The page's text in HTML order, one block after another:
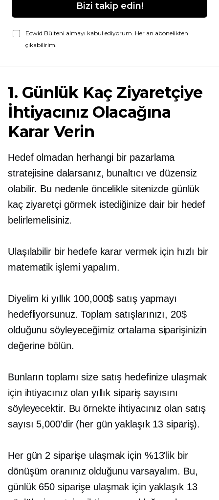
Bizi takip edin!
Ecwid Bülteni almayı kabul ediyorum. Her an abonelikten
çıkabilirim.
1. Günlük Kaç Ziyaretçiye
İhtiyacınız Olacağına
Karar Verin
Hedef olmadan herhangi bir pazarlama
stratejisine dalarsanız, bunaltıcı ve düzensiz
olabilir. Bu nedenle öncelikle sitenizde günlük
kaç ziyaretçi görmek istediğinize dair bir hedef
belirlemelisiniz.
Ulaşılabilir bir hedefe karar vermek için hızlı bir
matematik işlemi yapalım.
Diyelim ki yıllık 100,000$ satış yapmayı
hedefliyorsunuz. Toplam satışlarınızı, 20$
olduğunu söyleyeceğimiz ortalama siparişinizin
değerine bölün.
Bunların toplamı size satış hedefinize ulaşmak
için ihtiyacınız olan yıllık sipariş sayısını
söyleyecektir. Bu örnekte ihtiyacınız olan satış
sayısı 5,000'dir (her gün yaklaşık 13 sipariş).
Her gün 2 siparişe ulaşmak için %13'lik bir
dönüşüm oranınız olduğunu varsayalım. Bu,
günlük 650 siparişe ulaşmak için yaklaşık 13